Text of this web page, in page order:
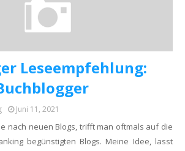
Leseempfehlung:
Juni 11, 2021
nach neuen Blogs, trifft man oftmals auf die
begünstigten Blogs. Meine Idee, lasst